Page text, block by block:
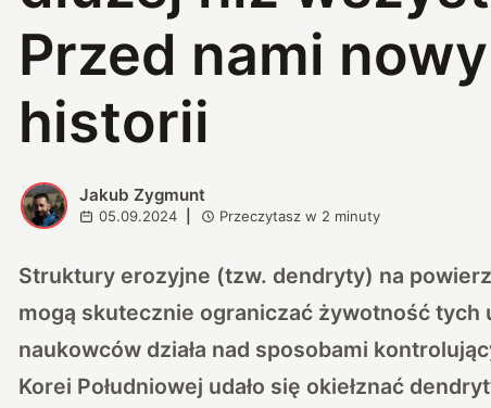
Przed nami
historii
J Jakub Zygmunt
05.09.2024 Przeczytasz w 2 minuty
Struktury erozyjne (tzw. dendryty) na
mogą skutecznie ograniczać żywotność tych
naukowców działa nad sposobami
Korei Południowej udało się okiełznać